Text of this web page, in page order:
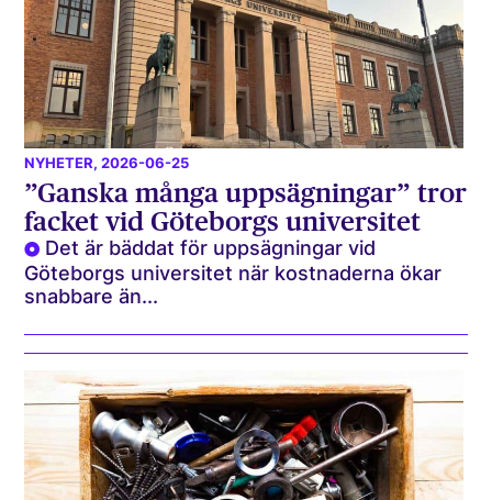
NYHETER, 2026-06-25
”Ganska många uppsägningar” tror
facket vid Göteborgs universitet
Det är bäddat för uppsägningar vid
Göteborgs universitet när kostnaderna ökar
snabbare än...